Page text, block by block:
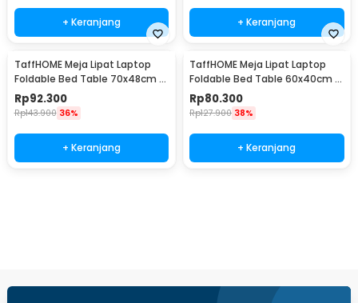
+ Keranjang + Keranjang
TaffHOME Meja Lipat Laptop
Foldable Bed Table 70x48cm -
BO67
Rp92.300
Rp143.900 36%
+ Keranjang
TaffHOME Meja Lipat Laptop
Foldable Bed Table 60x40cm -
BO67
Rp80.300
Rp127.900 38%
+ Keranjang